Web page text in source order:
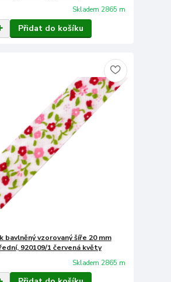
Skladem 2865 m
Přidat do košíku
bavlněný vzorovaný šíře 20 mm
920109/1 červená květy
Skladem 2865 m